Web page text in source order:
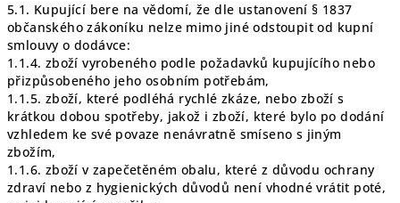
5.1. Kupující bere na vědomí, že dle ustanovení § 1837
občanského zákoníku nelze mimo jiné odstoupit od kupní
smlouvy o dodávce:
1.1.4. zboží vyrobeného podle požadavků kupujícího nebo
přizpůsobeného jeho osobním potřebám,
1.1.5. zboží, které podléhá rychlé zkáze, nebo zboží s
krátkou dobou spotřeby, jakož i zboží, které bylo po dodání
vzhledem ke své povaze nenávratně smíseno s jiným
zbožím,
1.1.6. zboží v zapečetěném obalu, které z důvodu ochrany
zdraví nebo z hygienických důvodů není vhodné vrátit poté,